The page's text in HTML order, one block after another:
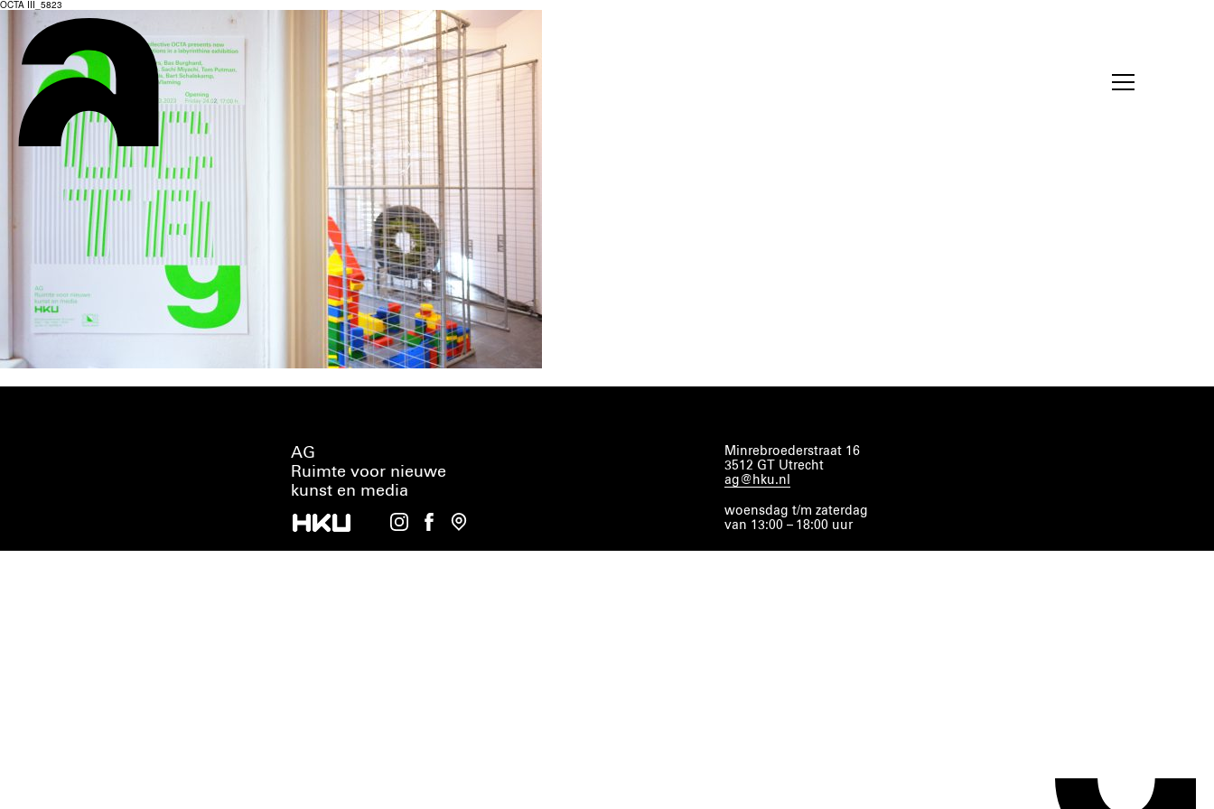
OCTA III_5823
AG
Ruimte voor nieuwe
kunst en media
Minrebroederstraat 16
3512 GT Utrecht
ag@hku.nl
woensdag t/m zaterdag
van 13:00 – 18:00 uur